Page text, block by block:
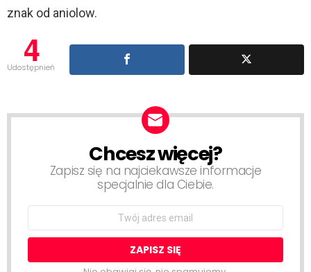
znak od aniolow.
4
Udostępnień
NEWSLETTERChcesz więcej?
Zapisz się na najciekawsze informacje
specjalnie dla Ciebie.
Email